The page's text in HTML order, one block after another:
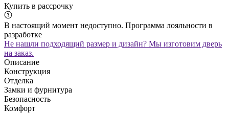
Купить в рассрочку
В настоящий момент недоступно. Программа лояльности в
разработке
Не нашли подходящий размер и дизайн? Мы изготовим дверь
на заказ.
Описание
Конструкция
Отделка
Замки и фурнитура
Безопасность
Комфорт